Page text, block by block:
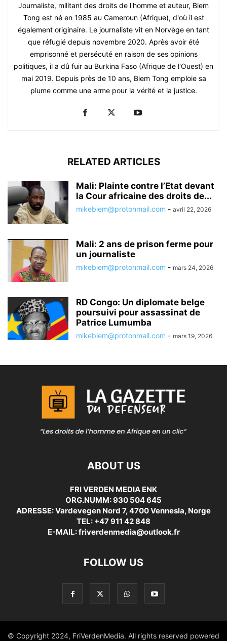
Journaliste, militant des droits de l'homme et auteur, Biem
Tong est né en 1985 au Cameroun (Afrique), d'où il est
également originaire. Le journaliste vit en Norvège en tant
que réfugié depuis novembre 2020. Après avoir été
emprisonné et persécuté en raison de ses opinions
politiques, il a dû fuir au Burkina Faso (Afrique de l'Ouest) en
mai 2019. Depuis près de 10 ans, Biem Tong emploie sa
plume comme une arme pour la vérité et la justice.
RELATED ARTICLES
Mali: Plainte contre l’Etat devant
la Cour africaine des droits de...
mikebiem@protonmail.com - avril 22, 2026
Mali: 2 ans de prison ferme pour
un journaliste
mikebiem@protonmail.com - mars 24, 2026
RD Congo: Un diplomate belge
poursuivi pour assassinat de
Patrice Lumumba
mikebiem@protonmail.com - mars 19, 2026
ABOUT US
FRI VERDEN MEDIA ENK
ORG.NUMM: 930 504 645
ADRESSE: Vardevegen Nord 7, 4700 Vennesla, Norge
TEL: +47 911 42 848
E-MAIL: friverdenmedia@outlook.fr
FOLLOW US
© Copyright 2024, FriVerdenMedia. All rights reserved powered